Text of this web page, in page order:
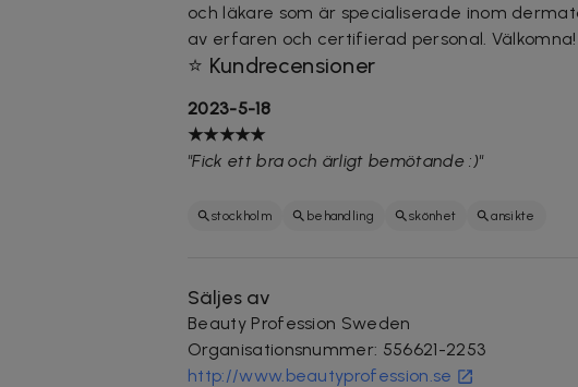
och läkare som är specialiserade inom
av erfaren och certifierad personal. Välkomna!
⭐ Kundrecensioner
2023-5-18
★★★★★
"Fick ett bra och ärligt bemötande :)"
stockholm behandling skönhet ansikte
Säljes av
Beauty Profession Sweden
Organisationsnummer: 556621-2253
http://www.beautyprofession.se